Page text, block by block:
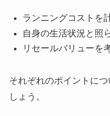
ランニングコストを
自身の生活状況と照
リセールバリューを
それぞれのポイントに
しょう。